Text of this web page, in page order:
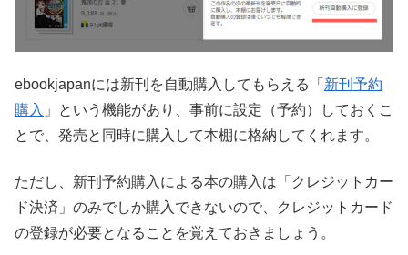
ebookjapanには新刊を自動購入してもらえる「 新刊予約
購入 」という機能があり、事前に設定（予約）しておくこ
とで、発売と同時に購入して本棚に格納してくれます。
ただし、新刊予約購入による本の購入は「クレジットカー
ド決済」のみでしか購入できないので、クレジットカード
の登録が必要となることを覚えておきましょう。